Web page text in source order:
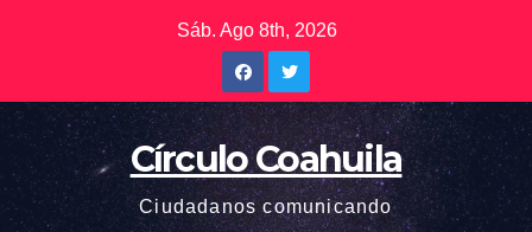
Sáb. Ago 8th, 2026
Círculo Coahuila
Ciudadanos comunicando